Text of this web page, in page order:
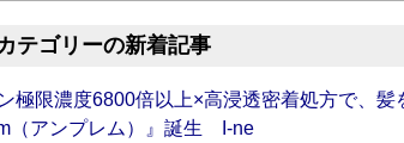
テゴリーの新着記事
極限濃度6800倍以上×高浸透密着処方で、
（アンプレム）』誕生 I-ne